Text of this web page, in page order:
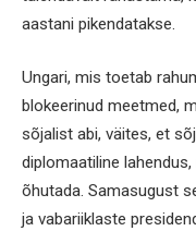
aastani pikendatakse.
Ungari, mis toetab
blokeerinud meetmed,
sõjalist abi, väites, et
diplomaatiline
õhutada. Samasugust
ja vabariiklaste